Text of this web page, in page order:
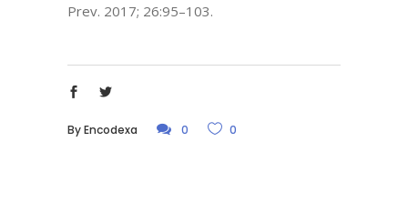
Prev. 2017; 26:95–103.
ByEncodexa 0 0